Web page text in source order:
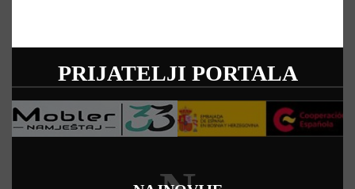
PRIJATELJI PORTALA